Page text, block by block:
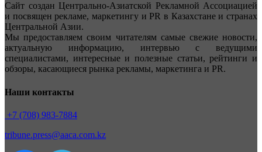
Сайт создан Центрально-Азиатской Рекламной Ассоциацией
и посвящен рекламе, маркетингу и PR в Казахстане и странах
Центральной Азии.
Мы предоставляем своим читателям самые свежие новости,
актуальную информацию, интервью с ведущими
специалистами, интересные и полезные статьи, рейтинги и
обзоры, касающиеся рынка рекламы, маркетинга и PR.
Наши контакты
+7 (708) 983-7884
tribune.press@aaca.com.kz